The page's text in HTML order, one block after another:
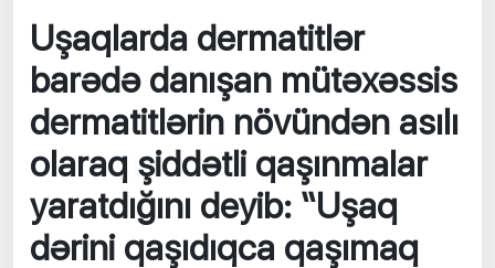
Uşaqlarda dermatitlər
barədə danışan mütəxəssis
dermatitlərin növündən asılı
olaraq şiddətli qaşınmalar
yaratdığını deyib: “Uşaq
dərini qaşıdıqca qaşımaq